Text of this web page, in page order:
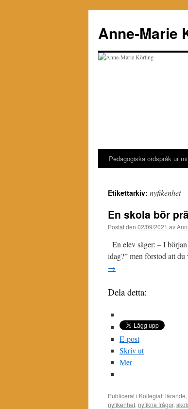
innehåll
Anne-Marie
Pedagogiska ordspråk ur
Etikettarkiv: nyfikenhet
En skola bör
Postat den 02/09/2021 av
En elev säger: – I
idag?” men förstod att
→
Dela detta:
E-post
Skriv ut
Mer
Publicerat i Kollegialt lärande,
nyfikenhet, nyfikna frågor,